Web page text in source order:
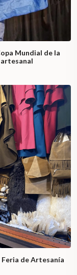
Mundial de la
artesanal
de Artesanía